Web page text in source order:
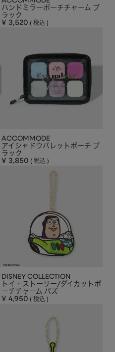
ハンドミラーポーチチャーム ブ
ラック
¥ 3,520 税込
ACCOMMODE
アイシャドウパレットポーチ ブ
ラック
¥ 3,850 税込
DISNEY COLLECTION
トイ・ストーリー/ダイカットポ
ーチチャーム バズ
¥ 4,950 税込